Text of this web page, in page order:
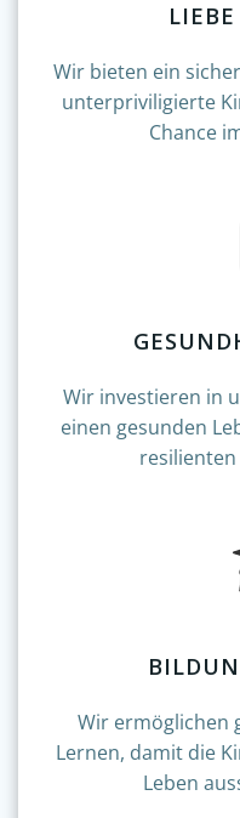
Wir bieten ein
unterpriviligierte
Chance
Wir investieren in
einen gesunden
Wir ermöglichen
Lernen, damit die
Leben